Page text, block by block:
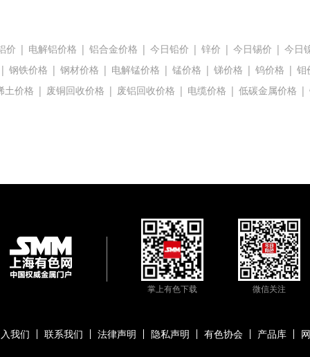
价 | 电解铝价格 | 铝合金价格 | 今日铅价 | 锌价 | 今日锡价 | 今日
| 钢铁价格 | 钢材价格 | 电解锰价格 | 锰价格 | 锑价格 | 钨价格 | 钼
土价格 | 废铜回收价格 | 废铝回收价格 | 电缆价格 | 低碳金属价格 |
掌上有色下载 微信关注
我们 联系我们 法律声明 隐私声明 有色协会 产品库